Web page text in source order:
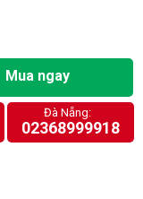
Mua ngay
Đà Nẵng:
02368999918